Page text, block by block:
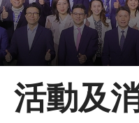
主頁
關於LSCM
活動及